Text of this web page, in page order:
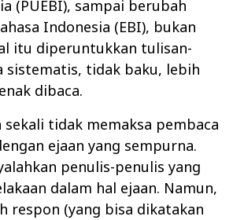
(PUEBI), sampai berubah
Indonesia (EBI), bukan
itu diperuntukkan tulisan-
sistematis, tidak baku, lebih
dibaca.
sekali tidak memaksa pembaca
ejaan yang sempurna.
penulis-penulis yang
dalam hal ejaan. Namun,
respon (yang bisa dikatakan